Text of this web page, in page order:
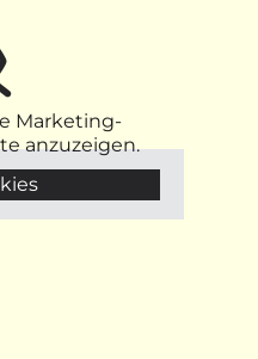
Marketing-
anzuzeigen.